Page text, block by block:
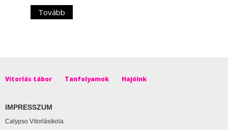
Tovább
Vitorlás tábor Tanfolyamok Hajóink
IMPRESSZUM
Calypso Vitorlásikola